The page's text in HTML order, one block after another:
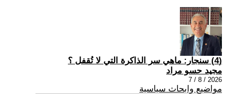
(4) سنجار: ماهي سر الذاكرة التي لا تُقفل ؟
مجيد حسو مراد
2026 / 8 / 7
مواضيع وابحاث سياسية